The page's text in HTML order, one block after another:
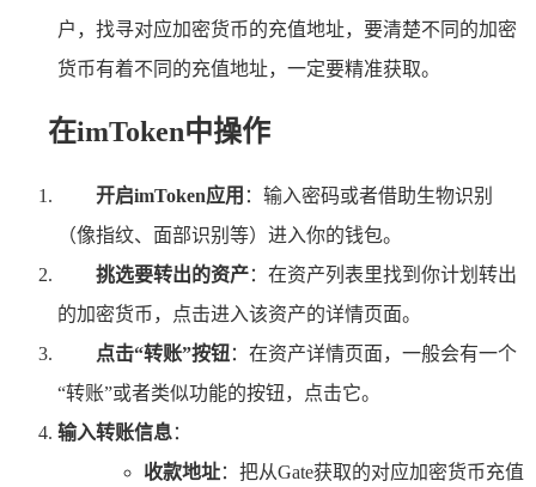
户，找寻对应加密货币的充值地址，要清楚不同的加密
货币有着不同的充值地址，一定要精准获取。
在imToken中操作
开启imToken应用 ：输入密码或者借助生物识别
（像指纹、面部识别等）进入你的钱包。
挑选要转出的资产：在资产列表里找到你计划转出
的加密货币，点击进入该资产的详情页面。
点击“转账”按钮：在资产详情页面，一般会有一个
“转账”或者类似功能的按钮，点击它。
输入转账信息：
收款地址：把从Gate获取的对应加密货币充值